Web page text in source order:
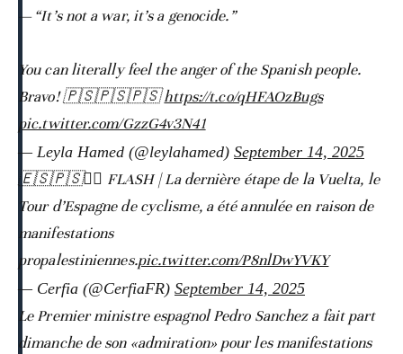
— “It’s not a war, it’s a genocide.”
You can literally feel the anger of the Spanish people.
Bravo! 🇵🇸🇵🇸🇵🇸https://t.co/qHFAOzBugs
pic.twitter.com/GzzG4v3N41
— Leyla Hamed (@leylahamed) September 14, 2025
🇪🇸🇵🇸🚴‍♂️ FLASH | La dernière étape de la Vuelta, le
Tour d’Espagne de cyclisme, a été annulée en raison de
manifestations
propalestiniennes.pic.twitter.com/P8nlDwYVKY
— Cerfia (@CerfiaFR) September 14, 2025
Le Premier ministre espagnol Pedro Sanchez a fait part
dimanche de son «admiration» pour les manifestations